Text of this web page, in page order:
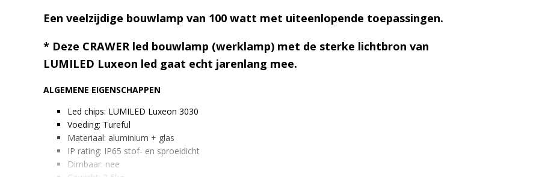
Een veelzijdige bouwlamp van 100 watt met uiteenlopende toepassingen.
* Deze CRAWER led bouwlamp (werklamp) met de sterke lichtbron van
LUMILED Luxeon led gaat echt jarenlang mee.
ALGEMENE EIGENSCHAPPEN
Led chips: LUMILED Luxeon 3030
Voeding: Tureful
Materiaal: aluminium + glas
IP rating: IP65 stof- en sproeidicht
Dimbaar: nee